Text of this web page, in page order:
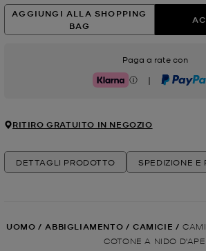
AGGIUNGI ALLA SHOPPING
BAG
Paga a rate con
Klarna | PayPal
RITIRO GRATUITO IN NEGOZIO
DETTAGLI PRODOTTO SPEDIZIONE E
UOMO / ABBIGLIAMENTO / CAMICIE /
COTONE A NIDO D'APE